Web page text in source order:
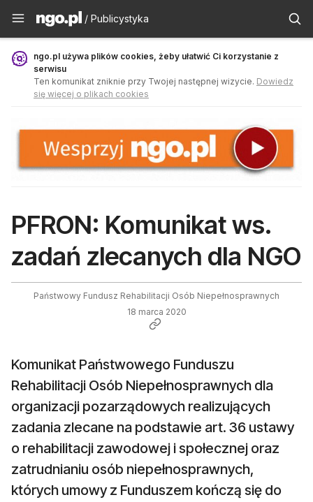
Publicystyka - ngo.pl
/ Publicystyka
ngo.pl używa plików cookies, żeby ułatwić Ci korzystanie z
serwisu
Ten komunikat zniknie przy Twojej następnej wizycie. Dowiedz
się więcej o plikach cookies
PFRON: Komunikat ws.
zadań zlecanych dla NGO
Państwowy Fundusz Rehabilitacji Osób Niepełnosprawnych
18 marca 2020
Komunikat Państwowego Funduszu
Rehabilitacji Osób Niepełnosprawnych dla
organizacji pozarządowych realizujących
zadania zlecane na podstawie art. 36 ustawy
o rehabilitacji zawodowej i społecznej oraz
zatrudnianiu osób niepełnosprawnych,
których umowy z Funduszem kończą się do